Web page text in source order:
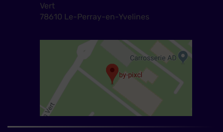
Vert
78610 Le-Perray-en-Yvelines